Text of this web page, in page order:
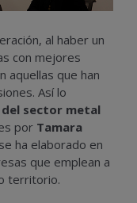
al haber un
con mejores
aquellas que han
Así lo
sector metal
por Tamara
ha elaborado en
que emplean a
territorio.